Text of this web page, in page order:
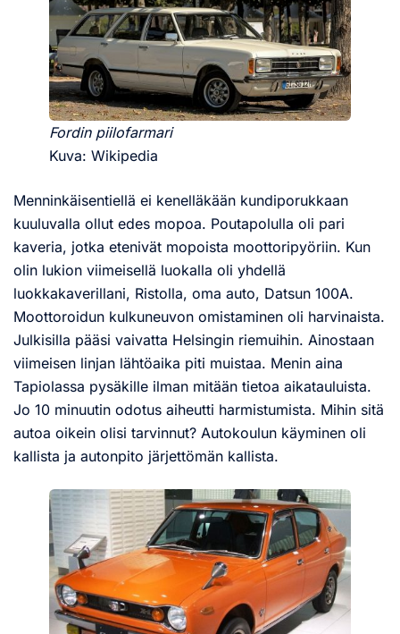
Fordin piilofarmari
Kuva: Wikipedia
Menninkäisentiellä ei kenelläkään kundiporukkaan
kuuluvalla ollut edes mopoa. Poutapolulla oli pari
kaveria, jotka etenivät mopoista moottoripyöriin. Kun
olin lukion viimeisellä luokalla oli yhdellä
luokkakaverillani, Ristolla, oma auto, Datsun 100A.
Moottoroidun kulkuneuvon omistaminen oli harvinaista.
Julkisilla pääsi vaivatta Helsingin riemuihin. Ainostaan
viimeisen linjan lähtöaika piti muistaa. Menin aina
Tapiolassa pysäkille ilman mitään tietoa aikatauluista.
Jo 10 minuutin odotus aiheutti harmistumista. Mihin sitä
autoa oikein olisi tarvinnut? Autokoulun käyminen oli
kallista ja autonpito järjettömän kallista.